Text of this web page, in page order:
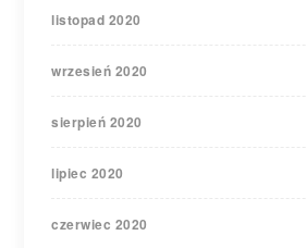
listopad 2020
wrzesień 2020
sierpień 2020
lipiec 2020
czerwiec 2020